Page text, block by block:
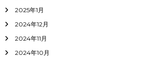
2025年1月
2024年12月
2024年11月
2024年10月